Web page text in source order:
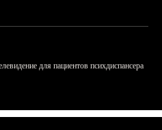
для пациентов психдиспансера